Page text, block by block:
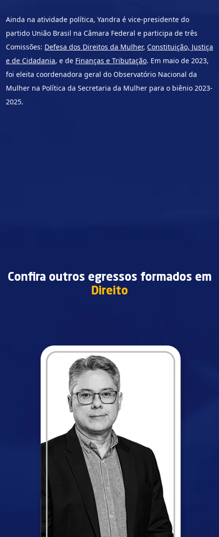
Ainda na atividade política, Yandra é vice-presidente do
partido União Brasil na Câmara Federal e participa de três
Comissões: Defesa dos Direitos da Mulher, Constituição, Justiça
e de Cidadania, e de Finanças e Tributação. Em maio de 2023,
foi eleita coordenadora geral do Observatório Nacional da
Mulher na Política da Secretaria da Mulher para o biênio 2023-
2025.
Confira outros egressos formados em
Direito